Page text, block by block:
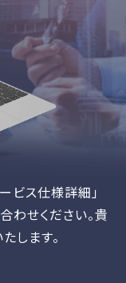
ビス仕様詳細」
わせください。貴
します。